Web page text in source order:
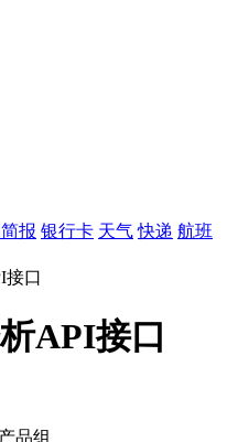
报 银行卡 天气 快递 航班
接口
API接口
品组